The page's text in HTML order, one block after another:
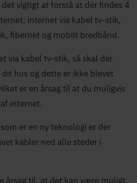
vigtigt at forstå at der findes 4
internet via kabel tv-stik,
fibernet og mobilt bredbånd.
via kabel tv-stik, så skal der
hus og dette er ikke blevet
er en årsag til at du muligvis
internet.
er en ny teknologi er der
kabler ned alle steder i
årsag til, at det kan være muligt,